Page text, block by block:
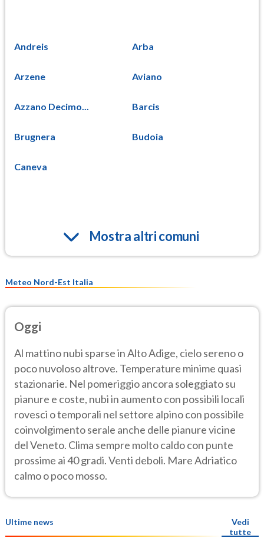
Andreis Arba
Arzene Aviano
Azzano Decimo... Barcis
Brugnera Budoia
Caneva
Mostra altri comuni
Meteo Nord-Est Italia
Oggi
Al mattino nubi sparse in Alto Adige, cielo sereno o
poco nuvoloso altrove. Temperature minime quasi
stazionarie. Nel pomeriggio ancora soleggiato su
pianure e coste, nubi in aumento con possibili locali
rovesci o temporali nel settore alpino con possibile
coinvolgimento serale anche delle pianure vicine
del Veneto. Clima sempre molto caldo con punte
prossime ai 40 gradi. Venti deboli. Mare Adriatico
calmo o poco mosso.
Ultime news
Vedi
tutte